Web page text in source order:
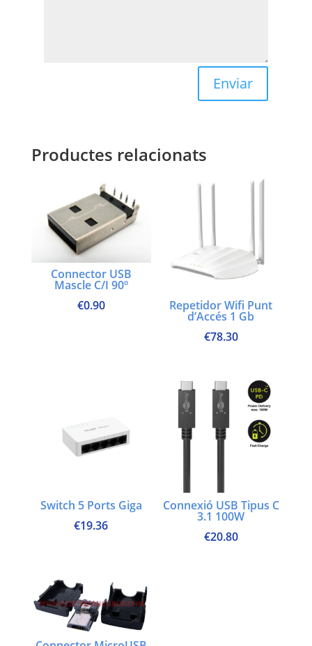
Enviar
Productes relacionats
Connector USB
Mascle C/I 90º
€0.90 Repetidor Wifi Punt
d’Accés 1 Gb
€78.30
Switch 5 Ports Giga
€19.36
Connexió USB Tipus C
3.1 100W
€20.80